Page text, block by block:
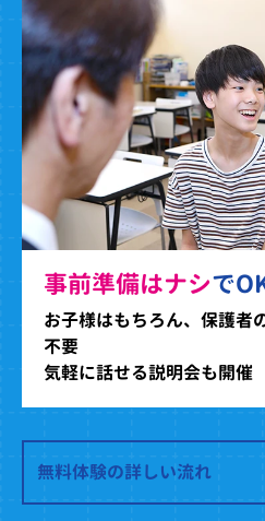
事前準備はナシで
お子様はもちろん、保護者
不要
気軽に話せる説明会も開催
無料体験の詳しい流れ